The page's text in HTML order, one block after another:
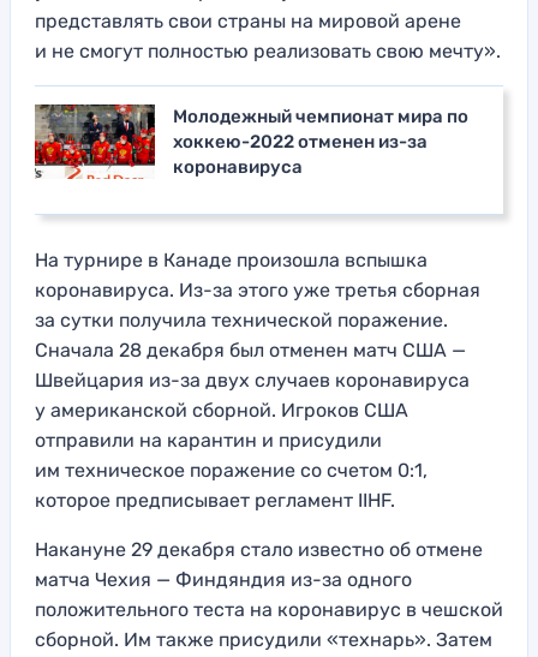
представлять свои страны на мировой арене
и не смогут полностью реализовать свою мечту».
Молодежный чемпионат мира по
хоккею-2022 отменен из-за
коронавируса
На турнире в Канаде произошла вспышка
коронавируса. Из-за этого уже третья сборная
за сутки получила технической поражение.
Сначала 28 декабря был отменен матч США —
Швейцария из-за двух случаев коронавируса
у американской сборной. Игроков США
отправили на карантин и присудили
им техническое поражение со счетом 0:1,
которое предписывает регламент IIHF.
Накануне 29 декабря стало известно об отмене
матча Чехия — Финдяндия из-за одного
положительного теста на коронавирус в чешской
сборной. Им также присудили «технарь». Затем